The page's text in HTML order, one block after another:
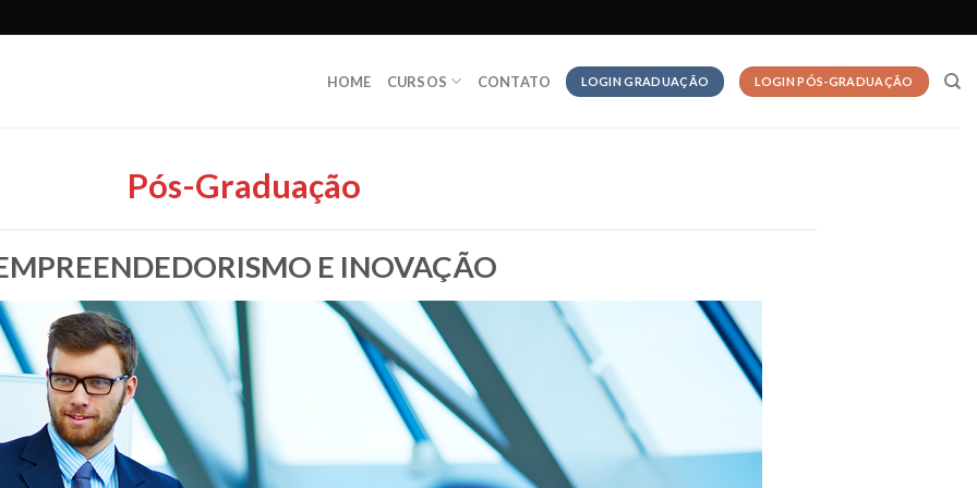
HOME CURSOS CONTATO LOGIN GRADUAÇÃO LOGIN PÓS-GRADUAÇÃO
Pós-Graduação
E INOVAÇÃO